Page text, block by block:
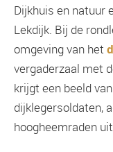
Dijkhuis en natuur
Lekdijk. Bij de
omgeving van het
vergaderzaal met
krijgt een beeld
dijklegersoldaten,
hoogheemraden